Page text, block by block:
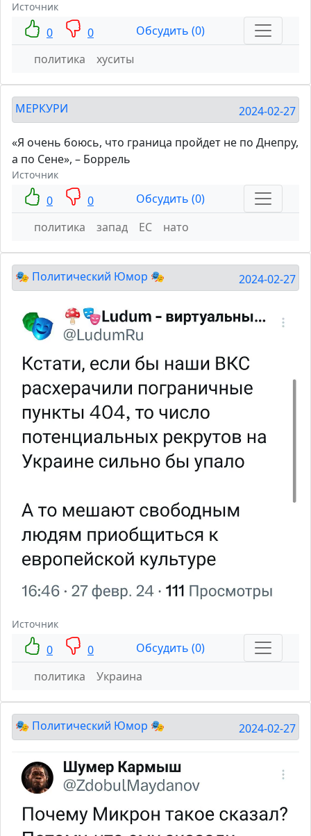
Источник
0 0
Обсудить (0)
политика
хуситы
МЕРКУРИ 2024-02-27
«Я очень боюсь, что граница пройдет не по Днепру,
а по Сене», – Боррель
Источник
0 0
Обсудить (0)
политика
запад ЕС нато
🎭 Политический Юмор 🎭 2024-02-27
Источник
0 0
Обсудить (0)
политика
Украина
🎭 Политический Юмор 🎭 2024-02-27